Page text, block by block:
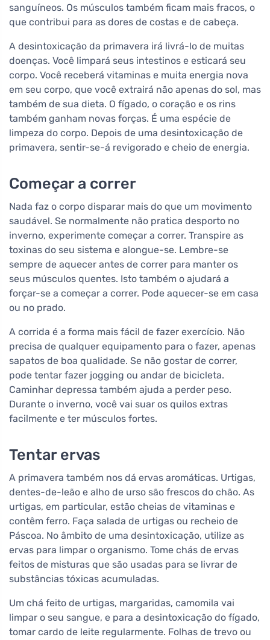
sanguíneos. Os músculos também ficam mais fracos, o
que contribui para as dores de costas e de cabeça.
A desintoxicação da primavera irá livrá-lo de muitas
doenças. Você limpará seus intestinos e esticará seu
corpo. Você receberá vitaminas e muita energia nova
em seu corpo, que você extrairá não apenas do sol, mas
também de sua dieta. O fígado, o coração e os rins
também ganham novas forças. É uma espécie de
limpeza do corpo. Depois de uma desintoxicação de
primavera, sentir-se-á revigorado e cheio de energia.
Começar a correr
Nada faz o corpo disparar mais do que um movimento
saudável. Se normalmente não pratica desporto no
inverno, experimente começar a correr. Transpire as
toxinas do seu sistema e alongue-se. Lembre-se
sempre de aquecer antes de correr para manter os
seus músculos quentes. Isto também o ajudará a
forçar-se a começar a correr. Pode aquecer-se em casa
ou no prado.
A corrida é a forma mais fácil de fazer exercício. Não
precisa de qualquer equipamento para o fazer, apenas
sapatos de boa qualidade. Se não gostar de correr,
pode tentar fazer jogging ou andar de bicicleta.
Caminhar depressa também ajuda a perder peso.
Durante o inverno, você vai suar os quilos extras
facilmente e ter músculos fortes.
Tentar ervas
A primavera também nos dá ervas aromáticas. Urtigas,
dentes-de-leão e alho de urso são frescos do chão. As
urtigas, em particular, estão cheias de vitaminas e
contêm ferro. Faça salada de urtigas ou recheio de
Páscoa. No âmbito de uma desintoxicação, utilize as
ervas para limpar o organismo. Tome chás de ervas
feitos de misturas que são usadas para se livrar de
substâncias tóxicas acumuladas.
Um chá feito de urtigas, margaridas, camomila vai
limpar o seu sangue, e para a desintoxicação do fígado,
tomar cardo de leite regularmente. Folhas de trevo ou